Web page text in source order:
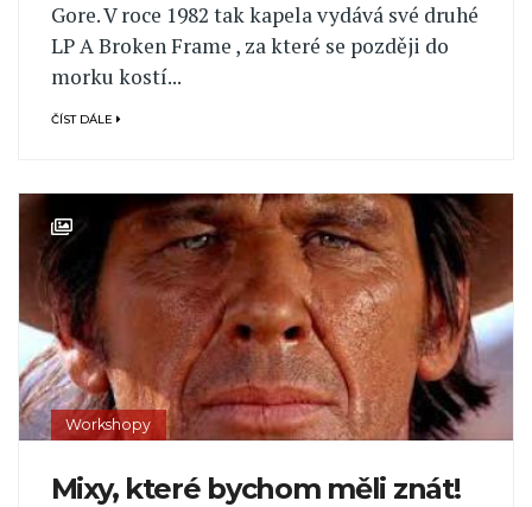
Gore. V roce 1982 tak kapela vydává své druhé
LP A Broken Frame , za které se později do
morku kostí...
ČÍST DÁLE
Workshopy
Mixy, které bychom měli znát!